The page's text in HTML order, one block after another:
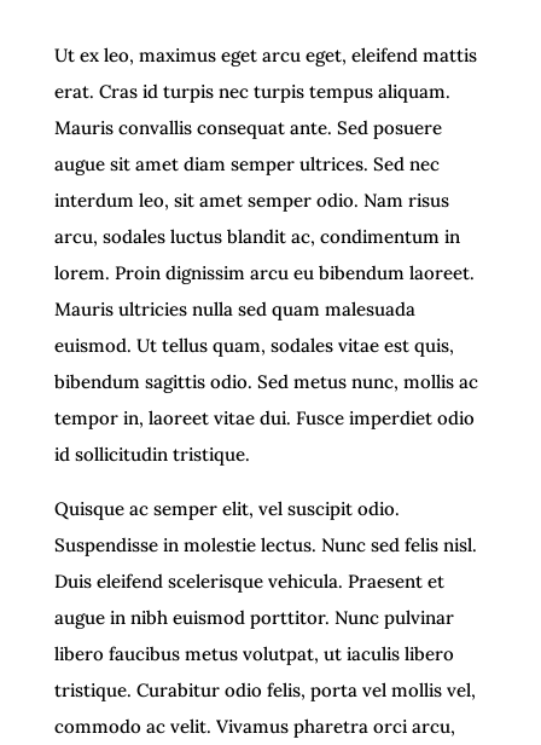
Ut ex leo, maximus eget arcu eget, eleifend mattis
erat. Cras id turpis nec turpis tempus aliquam.
Mauris convallis consequat ante. Sed posuere
augue sit amet diam semper ultrices. Sed nec
interdum leo, sit amet semper odio. Nam risus
arcu, sodales luctus blandit ac, condimentum in
lorem. Proin dignissim arcu eu bibendum laoreet.
Mauris ultricies nulla sed quam malesuada
euismod. Ut tellus quam, sodales vitae est quis,
bibendum sagittis odio. Sed metus nunc, mollis ac
tempor in, laoreet vitae dui. Fusce imperdiet odio
id sollicitudin tristique.
Quisque ac semper elit, vel suscipit odio.
Suspendisse in molestie lectus. Nunc sed felis nisl.
Duis eleifend scelerisque vehicula. Praesent et
augue in nibh euismod porttitor. Nunc pulvinar
libero faucibus metus volutpat, ut iaculis libero
tristique. Curabitur odio felis, porta vel mollis vel,
commodo ac velit. Vivamus pharetra orci arcu,